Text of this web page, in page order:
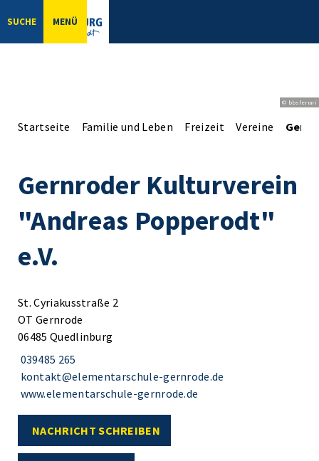
SUCHE MENÜ
© bbsferrari
Startseite Familie und Leben Freizeit Vereine
Gernroder Kulturverein
"Andreas Popperodt"
e.V.
St. Cyriakusstraße 2
OT Gernrode
06485 Quedlinburg
039485 265
kontakt@elementarschule-gernrode.de
www.elementarschule-gernrode.de
NACHRICHT SCHREIBEN